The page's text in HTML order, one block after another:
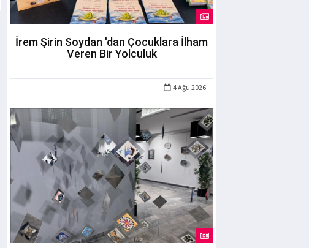
İrem Şirin Soydan 'dan Çocuklara İlham
Veren Bir Yolculuk
4 Ağu 2026